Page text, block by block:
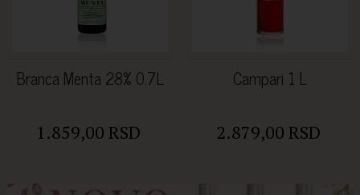
Branca Menta 28% 0.7L
1.859,00 RSD
Campari 1 L
2.879,00 RSD